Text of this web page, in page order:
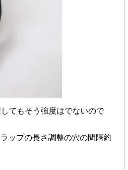
てもそう強度はでないので
の長さ調整の穴の間隔約